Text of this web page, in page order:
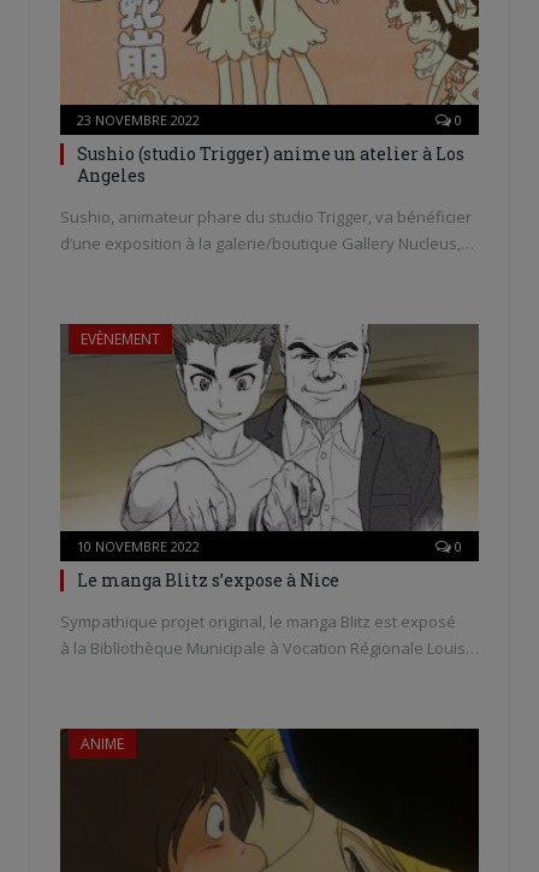
23 NOVEMBRE 2022 0
Sushio (studio Trigger) anime un atelier à Los
Angeles
Sushio, animateur phare du studio Trigger, va bénéficier
d’une exposition à la galerie/boutique Gallery Nucleus,…
EVÈNEMENT
10 NOVEMBRE 2022 0
Le manga Blitz s’expose à Nice
Sympathique projet original, le manga Blitz est exposé
à la Bibliothèque Municipale à Vocation Régionale Louis…
ANIME